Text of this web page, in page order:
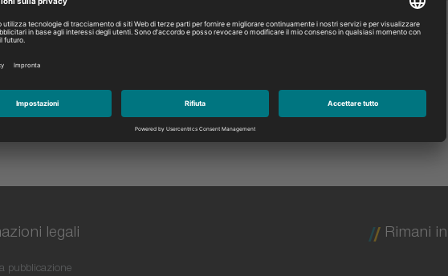
legali
pubblicazione
Rimani